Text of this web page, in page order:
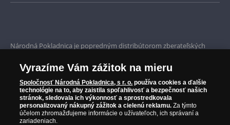
Iba originálne produkty
Národná Pokladnica je popredným distribútorom zberateľských
od roku 2010.
Národná Pokladnica je oficiálnym distribútorom numizmatických
emisií z viac ako 50 krajín, vrátane známych mincovní a emitentov
ako je Britská kráľovská mincovňa, Kráľovská kanadská mincovňa,
Parížska mincovňa, Nórska mincovňa, Fínska mincovňa alebo
Austrálska mincovňa Perth. Spoločnosť svojim zákazníkom a
zberateľom garantuje, že všetky produkty sú v originálnej a v
Vyrazíme Vám zážitok na mieru
Spoločnosť Národná Pokladnica, s r. o. používa cookies a ďalšie
technológie na to, aby zaistila spoľahlivosť a bezpečnosť našich
stránok, sledovala ich výkonnosť a sprostredkovala
personalizovaný nákupný zážitok a cielenú reklamu. Za týmto
účelom zhromažďujeme informácie o užívateľoch, ich správaní a
zariadeniach.